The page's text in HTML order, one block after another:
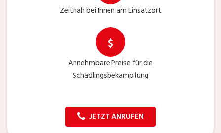
Zeitnah bei Ihnen am Einsatzort
Annehmbare Preise für die
Schädlingsbekämpfung
JETZT ANRUFEN